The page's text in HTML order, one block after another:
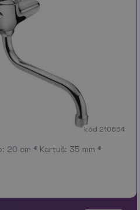
kód 210664
20 cm * Kartuš: 35 mm *